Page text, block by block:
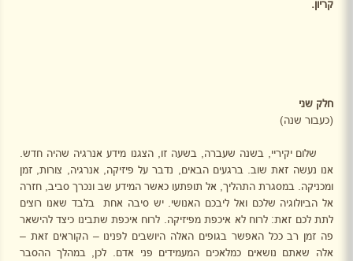
קריון.
חלק שני
(כעבור שנה)
שלום יקיריי, בשנה שעברה, בשעה זו, הצגנו מידע אנרגיה שהיה חדש.
אנו נעשה זאת שוב. ברגעים הבאים, נדבר על פיזיקה, אנרגיה, צורות, זמן
ומכניקה. במסגרת התהליך, אל תופתעו כאשר המידע שב ונכרך סביב, חזרה
אל הביולוגיה שלכם ואל ליבכם האנושי. יש סיבה אחת
בלבד שאנו רוצים
לתת לכם זאת: לרוח לא איכפת מפיזיקה. לרוח איכפת שתבינו כיצד להישאר
פה זמן רב ככל האפשר בגופים האלה היושבים לפנינו – הקוראים זאת –
אלה שאתם נושאים כמלאכים המעמידים פני אדם. לכן, במהלך ההסבר